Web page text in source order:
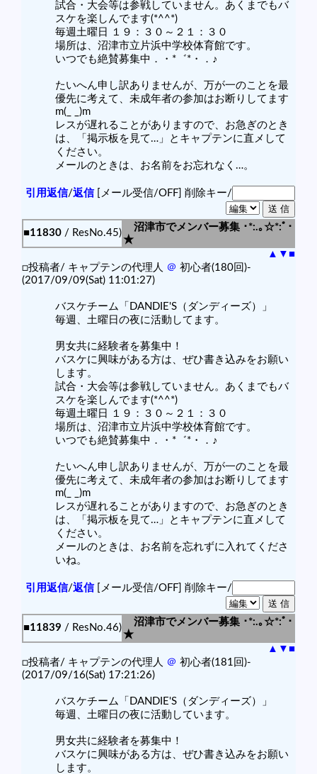
試合・大会等は参戦していません。あくまでもバ
スケを楽しんでます(*^^*)
毎週土曜日 １９：３０～２１：３０
場所は、沼津市立片浜中学校体育館です。
いつでも絶賛募集中．・*゛*・．♪
たいへん申し訳ありませんが、万が一のことを最
優先に考えて、未成年者の参加はお断りしてます
m(_ _)m
レスが遅れることがありますので、お急ぎのとき
は、「掲示板を見て…」とキャプテンに直メして
ください。
メールのときは、お名前をお忘れなく…。
引用返信/返信[メール受信/OFF] 削除キー/
■11830 / ResNo.45)
沼津市でメンバー募集 ･*:.｡☆*:ﾟ･
★
▲ ▼ ■
□投稿者/ キャプテンの代理人 ＠ 初心者(180回)-
(2017/09/09(Sat) 11:01:27)
バスケチーム「DANDIE'S（ダンディーズ）」
毎週、土曜日の夜に活動してます。
男女共に経験者を募集中！
バスケに興味がある方は、ぜひ書き込みをお願い
します。
試合・大会等は参戦していません。あくまでもバ
スケを楽しんでます(*^^*)
毎週土曜日 １９：３０～２１：３０
場所は、沼津市立片浜中学校体育館です。
いつでも絶賛募集中．・*゛*・．♪
たいへん申し訳ありませんが、万が一のことを最
優先に考えて、未成年者の参加はお断りしてます
m(_ _)m
レスが遅れることがありますので、お急ぎのとき
は、「掲示板を見て…」とキャプテンに直メして
ください。
メールのときは、お名前を忘れずに入れてくださ
いね。
引用返信/返信[メール受信/OFF] 削除キー/
■11839 / ResNo.46)
沼津市でメンバー募集 ･*:.｡☆*:ﾟ･
★
▲ ▼ ■
□投稿者/ キャプテンの代理人 ＠ 初心者(181回)-
(2017/09/16(Sat) 17:21:26)
バスケチーム「DANDIE'S（ダンディーズ）」
毎週、土曜日の夜に活動しています。
男女共に経験者を募集中！
バスケに興味がある方は、ぜひ書き込みをお願い
します。